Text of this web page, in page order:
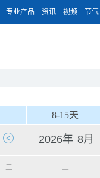
专业产品 资讯 视频 节气
8-15天
二 三